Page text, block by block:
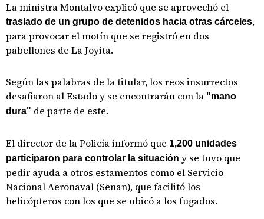
La ministra Montalvo explicó que se aprovechó el
traslado de un grupo de detenidos hacia otras cárceles,
para provocar el motín que se registró en dos
pabellones de La Joyita.
Según las palabras de la titular, los reos insurrectos
desafiaron al Estado y se encontrarán con la "mano
dura" de parte de este.
El director de la Policía informó que 1,200 unidades
participaron para controlar la situación y se tuvo que
pedir ayuda a otros estamentos como el Servicio
Nacional Aeronaval (Senan), que facilitó los
helicópteros con los que se ubicó a los fugados.